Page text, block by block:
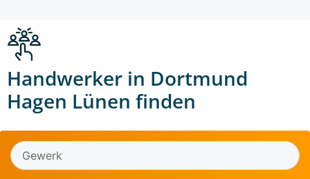
Handwerker in Dortmund
Hagen Lünen finden